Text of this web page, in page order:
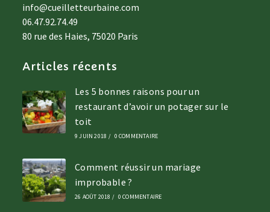
info@cueilletteurbaine.com
06.47.92.74.49
80 rue des Haies, 75020 Paris
Articles récents
Les 5 bonnes raisons pour un
restaurant d’avoir un potager sur le
toit
9 JUIN 2018 / 0 COMMENTAIRE
Comment réussir un mariage
improbable ?
26 AOÛT 2018 / 0 COMMENTAIRE